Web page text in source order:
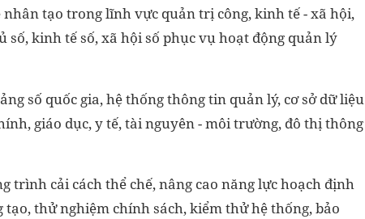
tạo trong lĩnh vực quản trị công, kinh tế - xã hội,
kinh tế số, xã hội số phục vụ hoạt động quản lý
số quốc gia, hệ thống thông tin quản lý, cơ sở dữ liệu
giáo dục, y tế, tài nguyên - môi trường, đô thị thông
trình cải cách thể chế, nâng cao năng lực hoạch định
thử nghiệm chính sách, kiểm thử hệ thống, bảo